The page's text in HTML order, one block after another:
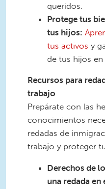
queridos.
Protege tus
tus hijos:
tus activos y
de tus hijos
Recursos para
trabajo
Prepárate con las
conocimientos
redadas de
trabajo y proteger
Derechos de
una redada